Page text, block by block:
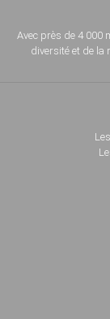
Avec près de 4 000
diversité et de la